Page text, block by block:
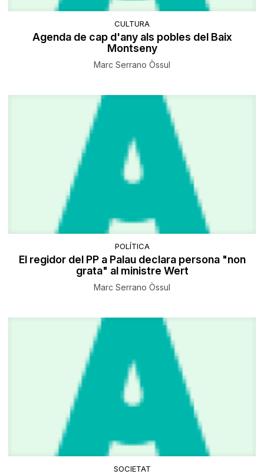
CULTURA
Agenda de cap d'any als pobles del Baix
Montseny
Marc Serrano Òssul
POLÍTICA
El regidor del PP a Palau declara persona "non
grata" al ministre Wert
Marc Serrano Òssul
SOCIETAT